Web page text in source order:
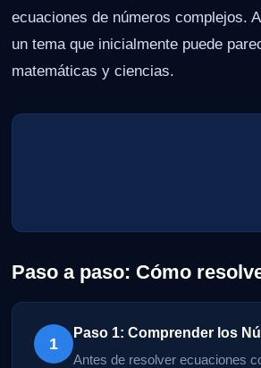
ecuaciones de números complejos.
un tema que inicialmente puede
matemáticas y ciencias.
Paso a paso: Cómo
1
Paso 1: Comprender los
Antes de resolver ecuaciones